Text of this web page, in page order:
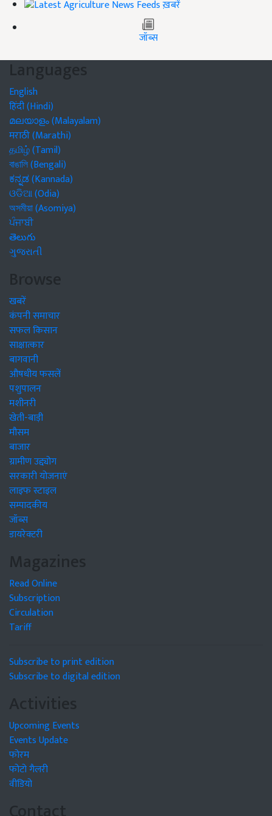
ख़बरें
जॉब्स
Languages
English
हिंदी (Hindi)
മലയാളം (Malayalam)
मराठी (Marathi)
தமிழ் (Tamil)
বাঙালি (Bengali)
ಕನ್ನಡ (Kannada)
ଓଡିଆ (Odia)
অসমীয়া (Asomiya)
ਪੰਜਾਬੀ
తెలుగు
ગુજરાતી
Browse
खबरें
कंपनी समाचार
सफल किसान
साक्षात्कार
बागवानी
औषधीय फसलें
पशुपालन
मशीनरी
खेती-बाड़ी
मौसम
बाजार
ग्रामीण उद्द्योग
सरकारी योजनाएं
लाइफ स्टाइल
सम्पादकीय
जॉब्स
डायरेक्टरी
Magazines
Read Online
Subscription
Circulation
Tariff
Subscribe to print edition
Subscribe to digital edition
Activities
Upcoming Events
Events Update
फोरम
फोटो गैलरी
वीडियो